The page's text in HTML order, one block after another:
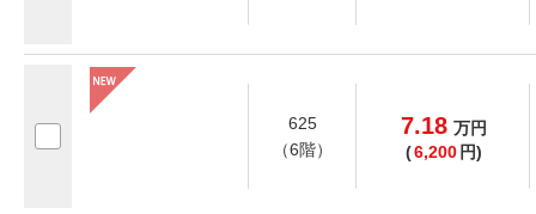
625
（6階）
7.18 万円
(6,200 円)